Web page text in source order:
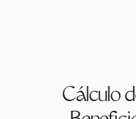
Cálculo